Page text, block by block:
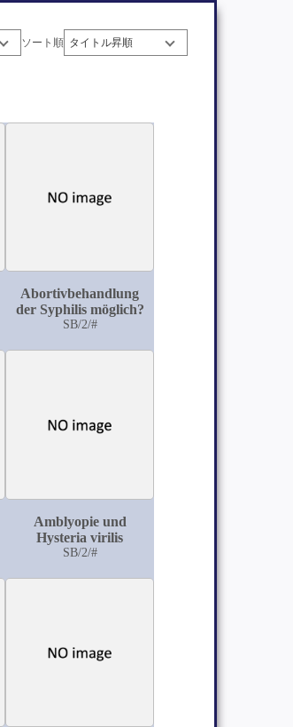
ソート順
Abortivbehandlung
der Syphilis möglich?
SB/2/#
Amblyopie und
Hysteria virilis
SB/2/#